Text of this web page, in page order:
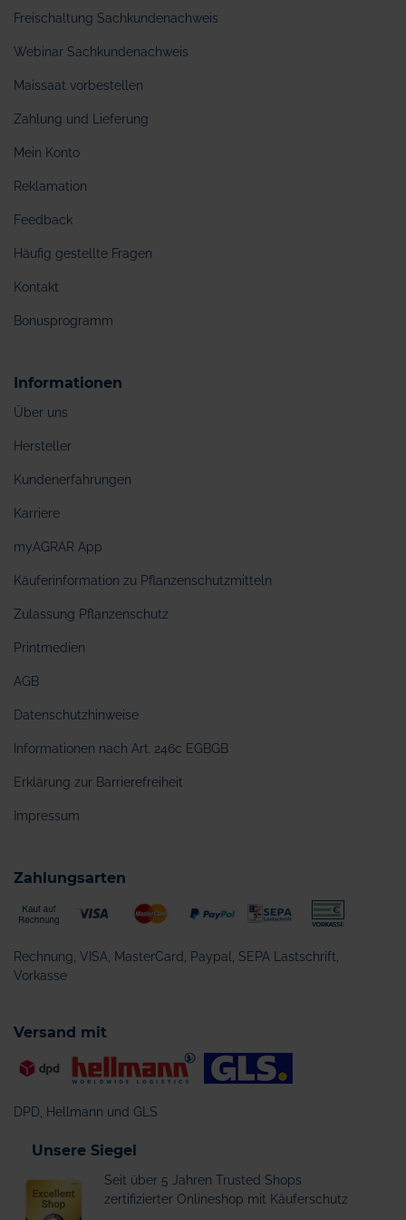
Freischaltung Sachkundenachweis
Webinar Sachkundenachweis
Maissaat vorbestellen
Zahlung und Lieferung
Mein Konto
Reklamation
Feedback
Häufig gestellte Fragen
Kontakt
Bonusprogramm
Informationen
Über uns
Hersteller
Kundenerfahrungen
Karriere
myAGRAR App
Käuferinformation zu Pflanzenschutzmitteln
Zulassung Pflanzenschutz
Printmedien
AGB
Datenschutzhinweise
Informationen nach Art. 246c EGBGB
Erklärung zur Barrierefreiheit
Impressum
Zahlungsarten
Rechnung, VISA, MasterCard, Paypal, SEPA Lastschrift,
Vorkasse
Versand mit
DPD, Hellmann und GLS
Unsere Siegel
Seit über 5 Jahren Trusted Shops
zertifizierter Onlineshop mit Käuferschutz